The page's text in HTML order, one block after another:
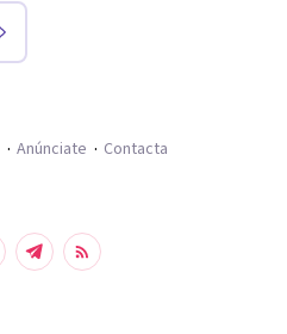
Anúnciate Contacta